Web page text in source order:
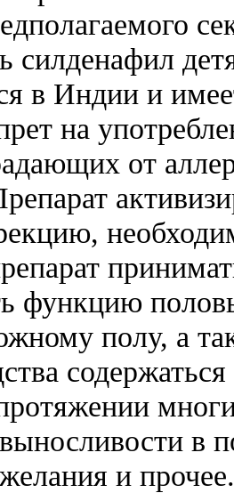
силденафил
в Индии и
на
от
функцию
полу, а
в
и прочее.